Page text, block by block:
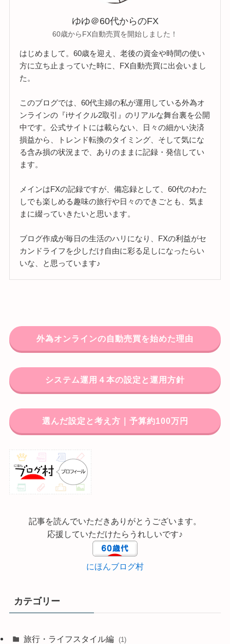
ゆゆ＠60代からのFX
60歳からFX自動売買を開始しました！
はじめまして。60歳を迎え、老後の資金や時間の使い
方に立ち止まっていた時に、FX自動売買に出会いまし
た。
このブログでは、60代主婦の私が運用している外為オ
ンラインの『iサイクル2取引』のリアルな舞台裏を公開
中です。公式サイトには載らない、日々の細かい決済
損益から、トレンド転換のタイミング、そして気にな
る含み損の状況まで、ありのままに記録・発信してい
ます。
メインはFXの記録ですが、備忘録として、60代のわた
しでも楽しめる趣味の旅行や日々のできごとも、気ま
まに綴っていきたいと思います。
ブログ作成が毎日の生活のハリになり、FXの利益がセ
カンドライフを少しだけ自由に彩る足しになったらい
いな、と思っています♪
外為オンラインの自動売買を始めた理由
システム運用４本の設定と運用方針
選んだ設定と考え方｜予算約100万円
記事を読んでいただきありがとうございます。
応援していただけたらうれしいです♪
にほんブログ村
カテゴリー
旅行・ライフスタイル編 (1)